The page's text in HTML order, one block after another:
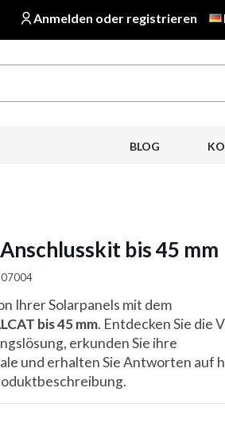
Anmelden oder registrieren
BLOG
bis 45 mm
Ihrer Solarpanels mit dem
bis 45 mm. Entdecken Sie die
erkunden Sie ihre
und erhalten Sie Antworten auf